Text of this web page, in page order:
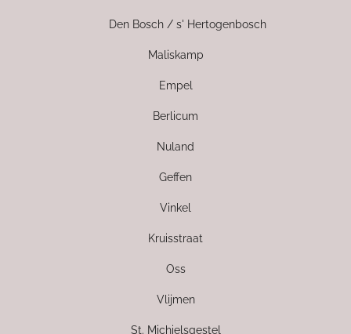
Den Bosch / s' Hertogenbosch
Maliskamp
Empel
Berlicum
Nuland
Geffen
Vinkel
Kruisstraat
Oss
Vlijmen
St. Michielsgestel